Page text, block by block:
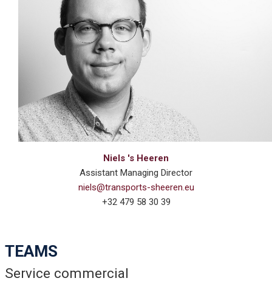
Niels 's Heeren
Assistant Managing Director
niels@transports-sheeren.eu
+32 479 58 30 39
TEAMS
Service commercial